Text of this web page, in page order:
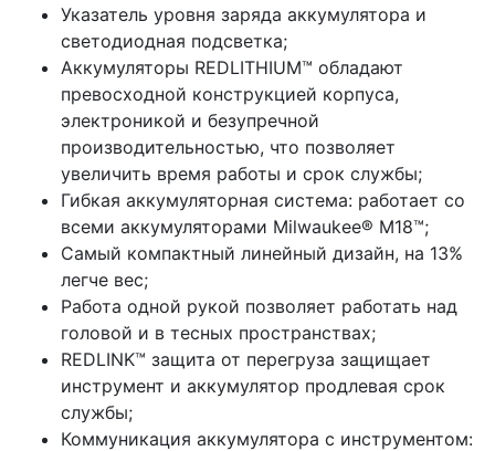
Указатель уровня заряда аккумулятора и
светодиодная подсветка;
Аккумуляторы REDLITHIUM™ обладают
превосходной конструкцией корпуса,
электроникой и безупречной
производительностью, что позволяет
увеличить время работы и срок службы;
Гибкая аккумуляторная система: работает со
всеми аккумуляторами Milwaukee® М18™;
Самый компактный линейный дизайн, на 13%
легче вес;
Работа одной рукой позволяет работать над
головой и в тесных пространствах;
REDLINK™ защита от перегруза защищает
инструмент и аккумулятор продлевая срок
службы;
Коммуникация аккумулятора с инструментом: